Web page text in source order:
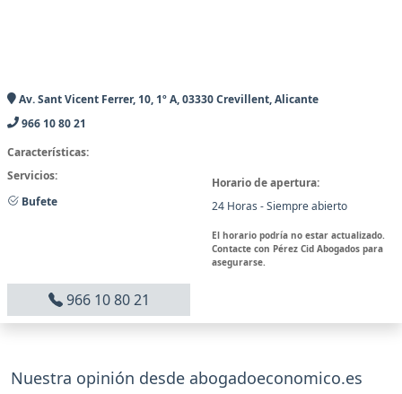
Av. Sant Vicent Ferrer, 10, 1º A, 03330 Crevillent, Alicante
966 10 80 21
Características:
Servicios:
Bufete
Horario de apertura:
24 Horas - Siempre abierto
El horario podría no estar actualizado.
Contacte con Pérez Cid Abogados para
asegurarse.
966 10 80 21
Nuestra opinión desde abogadoeconomico.es